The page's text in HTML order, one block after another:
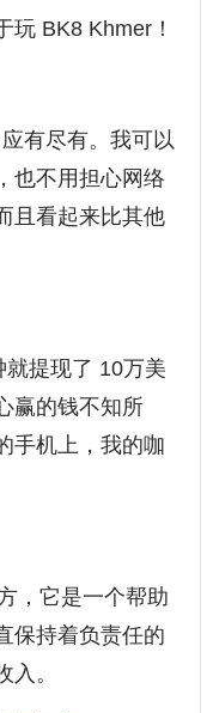
玩 BK8 Khmer！
有尽有。我可以
也不用担心网络
且看起来比其他
提现了 10万美
赢的钱不知所
手机上，我的咖
，它是一个帮助
保持着负责任的
。